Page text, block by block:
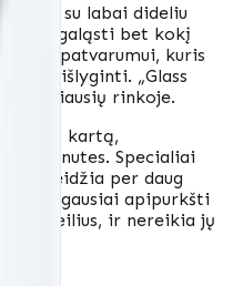
su labai dideliu
pagaląsti bet kokį
patvarumui, kuris
išlyginti. „Glass
kiečiausių rinkoje.
pirmą kartą,
6 minutes. Specialiai
neleidžia per daug
gausiai apipurkšti
peilius, ir nereikia jų